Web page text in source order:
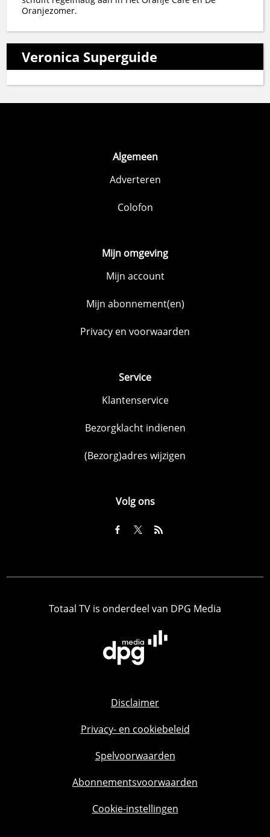
Oranjezomer.
Veronica Superguide
Algemeen
Adverteren
Colofon
Mijn omgeving
Mijn account
Mijn abonnement(en)
Privacy en voorwaarden
Service
Klantenservice
Bezorgklacht indienen
(Bezorg)adres wijzigen
Volg ons
Totaal TV is onderdeel van DPG Media
Disclaimer
Privacy- en cookiebeleid
Spelvoorwaarden
Abonnementsvoorwaarden
Cookie-instellingen